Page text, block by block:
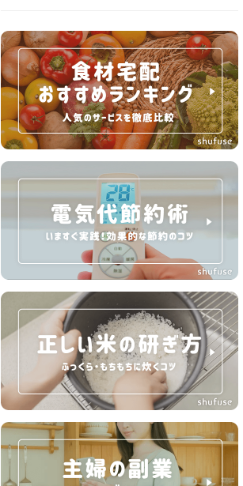
して、正しい食べ方を確認しましょ
う。大人の嗜みとして知っておきた
い新常識を解説します。